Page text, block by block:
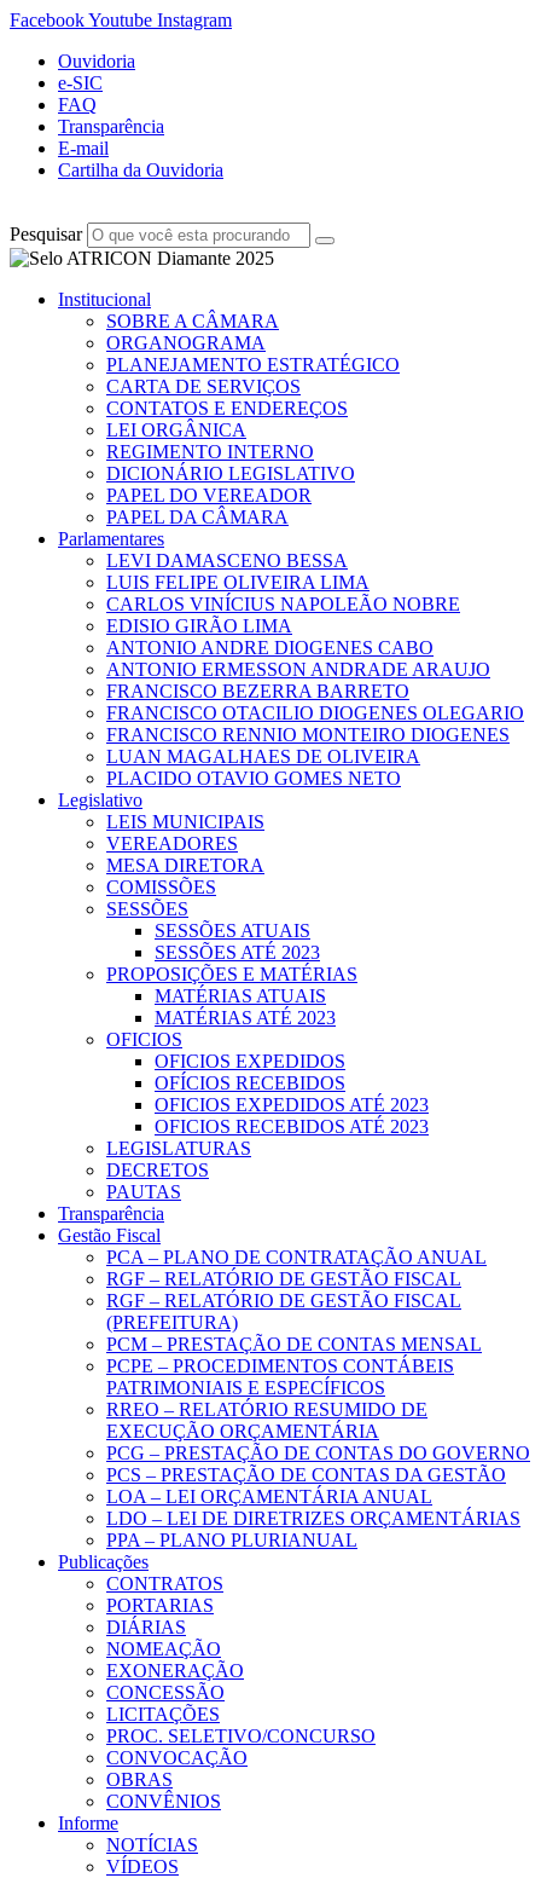
FacebookYoutube Instagram
Ouvidoria
e-SIC
FAQ
Transparência
E-mail
Cartilha da Ouvidoria
Pesquisar
Institucional
SOBRE A CÂMARA
ORGANOGRAMA
PLANEJAMENTO ESTRATÉGICO
CARTA DE SERVIÇOS
CONTATOS E ENDEREÇOS
LEI ORGÂNICA
REGIMENTO INTERNO
DICIONÁRIO LEGISLATIVO
PAPEL DO VEREADOR
PAPEL DA CÂMARA
Parlamentares
LEVI DAMASCENO BESSA
LUIS FELIPE OLIVEIRA LIMA
CARLOS VINÍCIUS NAPOLEÃO NOBRE
EDISIO GIRÃO LIMA
ANTONIO ANDRE DIOGENES CABO
ANTONIO ERMESSON ANDRADE ARAUJO
FRANCISCO BEZERRA BARRETO
FRANCISCO OTACILIO DIOGENES OLEGARIO
FRANCISCO RENNIO MONTEIRO DIOGENES
LUAN MAGALHAES DE OLIVEIRA
PLACIDO OTAVIO GOMES NETO
Legislativo
LEIS MUNICIPAIS
VEREADORES
MESA DIRETORA
COMISSÕES
SESSÕES
SESSÕES ATUAIS
SESSÕES ATÉ 2023
PROPOSIÇÕES E MATÉRIAS
MATÉRIAS ATUAIS
MATÉRIAS ATÉ 2023
OFICIOS
OFICIOS EXPEDIDOS
OFÍCIOS RECEBIDOS
OFICIOS EXPEDIDOS ATÉ 2023
OFICIOS RECEBIDOS ATÉ 2023
LEGISLATURAS
DECRETOS
PAUTAS
Transparência
Gestão Fiscal
PCA – PLANO DE CONTRATAÇÃO ANUAL
RGF – RELATÓRIO DE GESTÃO FISCAL
RGF – RELATÓRIO DE GESTÃO FISCAL
(PREFEITURA)
PCM – PRESTAÇÃO DE CONTAS MENSAL
PCPE – PROCEDIMENTOS CONTÁBEIS
PATRIMONIAIS E ESPECÍFICOS
RREO – RELATÓRIO RESUMIDO DE
EXECUÇÃO ORÇAMENTÁRIA
PCG – PRESTAÇÃO DE CONTAS DO GOVERNO
PCS – PRESTAÇÃO DE CONTAS DA GESTÃO
LOA – LEI ORÇAMENTÁRIA ANUAL
LDO – LEI DE DIRETRIZES ORÇAMENTÁRIAS
PPA – PLANO PLURIANUAL
Publicações
CONTRATOS
PORTARIAS
DIÁRIAS
NOMEAÇÃO
EXONERAÇÃO
CONCESSÃO
LICITAÇÕES
PROC. SELETIVO/CONCURSO
CONVOCAÇÃO
OBRAS
CONVÊNIOS
Informe
NOTÍCIAS
VÍDEOS